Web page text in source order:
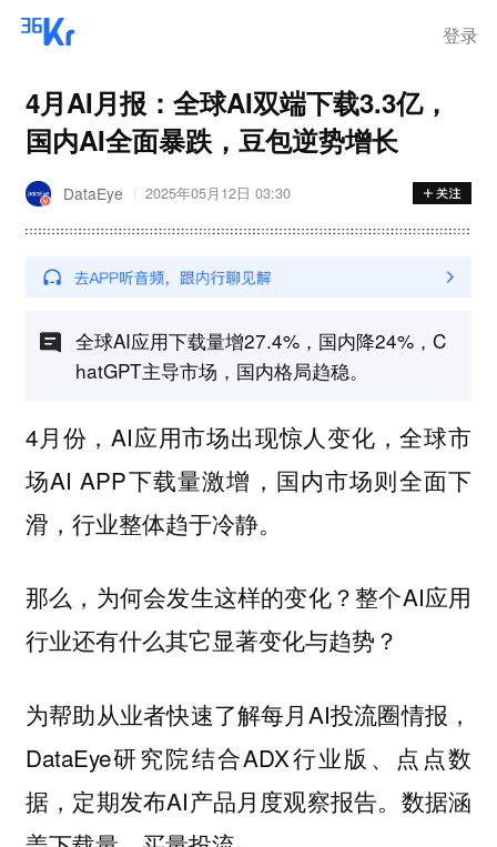
登录
4月AI月报：全球AI双端下载3.3亿，
国内AI全面暴跌，豆包逆势增长
DataEye 2025年05月12日 03:30
全球AI应用下载量增27.4%，国内降24%，C
hatGPT主导市场，国内格局趋稳。
4月份，AI应用市场出现惊人变化，全球市
场AI APP下载量激增，国内市场则全面下
滑，行业整体趋于冷静。
那么，为何会发生这样的变化？整个AI应用
行业还有什么其它显著变化与趋势？
为帮助从业者快速了解每月AI投流圈情报，
DataEye研究院结合ADX行业版、点点数
据，定期发布AI产品月度观察报告。数据涵